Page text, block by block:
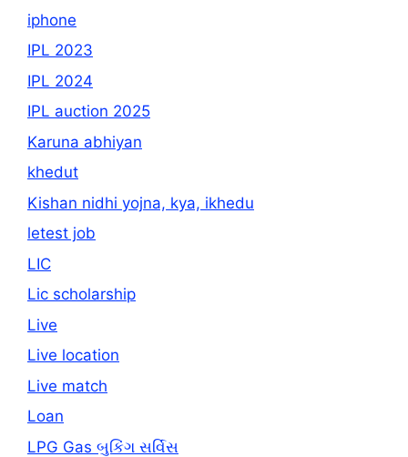
iphone
IPL 2023
IPL 2024
IPL auction 2025
Karuna abhiyan
khedut
Kishan nidhi yojna, kya, ikhedu
letest job
LIC
Lic scholarship
Live
Live location
Live match
Loan
LPG Gas બુકિંગ સર્વિસ